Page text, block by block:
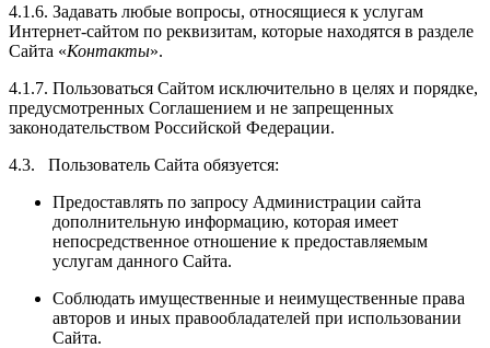
4.1.6. Задавать любые вопросы, относящиеся к услугам
Интернет-сайтом по реквизитам, которые находятся в разделе
Сайта «Контакты».
4.1.7. Пользоваться Сайтом исключительно в целях и порядке,
предусмотренных Соглашением и не запрещенных
законодательством Российской Федерации.
4.3. Пользователь Сайта обязуется:
Предоставлять по запросу Администрации сайта
дополнительную информацию, которая имеет
непосредственное отношение к предоставляемым
услугам данного Сайта.
Соблюдать имущественные и неимущественные права
авторов и иных правообладателей при использовании
Сайта.